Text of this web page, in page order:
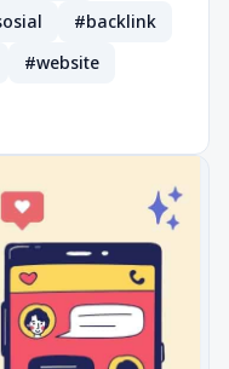
#backlink
#website